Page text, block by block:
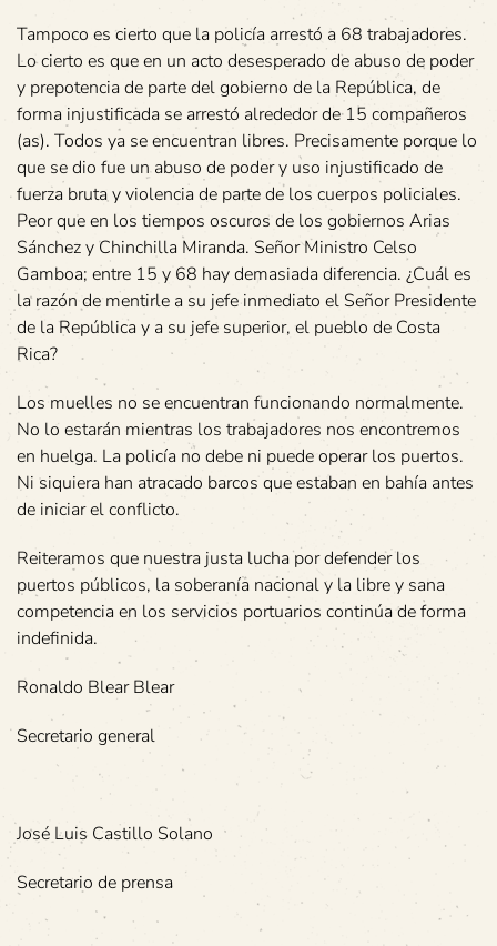
Tampoco es cierto que la policía arrestó a 68 trabajadores.
Lo cierto es que en un acto desesperado de abuso de poder
y prepotencia de parte del gobierno de la República, de
forma injustificada se arrestó alrededor de 15 compañeros
(as). Todos ya se encuentran libres. Precisamente porque lo
que se dio fue un abuso de poder y uso injustificado de
fuerza bruta y violencia de parte de los cuerpos policiales.
Peor que en los tiempos oscuros de los gobiernos Arias
Sánchez y Chinchilla Miranda. Señor Ministro Celso
Gamboa; entre 15 y 68 hay demasiada diferencia. ¿Cuál es
la razón de mentirle a su jefe inmediato el Señor Presidente
de la República y a su jefe superior, el pueblo de Costa
Rica?
Los muelles no se encuentran funcionando normalmente.
No lo estarán mientras los trabajadores nos encontremos
en huelga. La policía no debe ni puede operar los puertos.
Ni siquiera han atracado barcos que estaban en bahía antes
de iniciar el conflicto.
Reiteramos que nuestra justa lucha por defender los
puertos públicos, la soberanía nacional y la libre y sana
competencia en los servicios portuarios continúa de forma
indefinida.
Ronaldo Blear Blear
Secretario general
José Luis Castillo Solano
Secretario de prensa